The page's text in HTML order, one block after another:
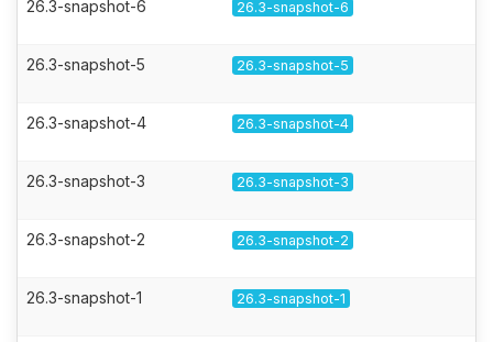
26.3-snapshot-6 26.3-snapshot-6
26.3-snapshot-5 26.3-snapshot-5
26.3-snapshot-4 26.3-snapshot-4
26.3-snapshot-3 26.3-snapshot-3
26.3-snapshot-2 26.3-snapshot-2
26.3-snapshot-1 26.3-snapshot-1